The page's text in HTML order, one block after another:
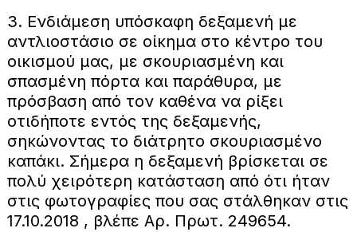
3. Ενδιάμεση υπόσκαφη δεξαμενή με
αντλιοστάσιο σε οίκημα στο κέντρο του
οικισμού μας, με σκουριασμένη και
σπασμένη πόρτα και παράθυρα, με
πρόσβαση από τον καθένα να ρίξει
οτιδήποτε εντός της δεξαμενής,
σηκώνοντας το διάτρητο σκουριασμένο
καπάκι. Σήμερα η δεξαμενή βρίσκεται σε
πολύ χειρότερη κατάσταση από ότι ήταν
στις φωτογραφίες που σας στάλθηκαν στις
17.10.2018 , βλέπε Αρ. Πρωτ. 249654.